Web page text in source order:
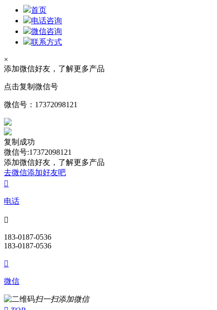
首页
电话咨询
微信咨询
联系方式
×
添加微信好友，了解更多产品
点击复制微信号
微信号： 17372098121
复制成功
微信号:17372098121
添加微信好友，了解更多产品
去微信添加好友吧

电话

183-0187-0536
183-0187-0536

微信
扫一扫添加微信